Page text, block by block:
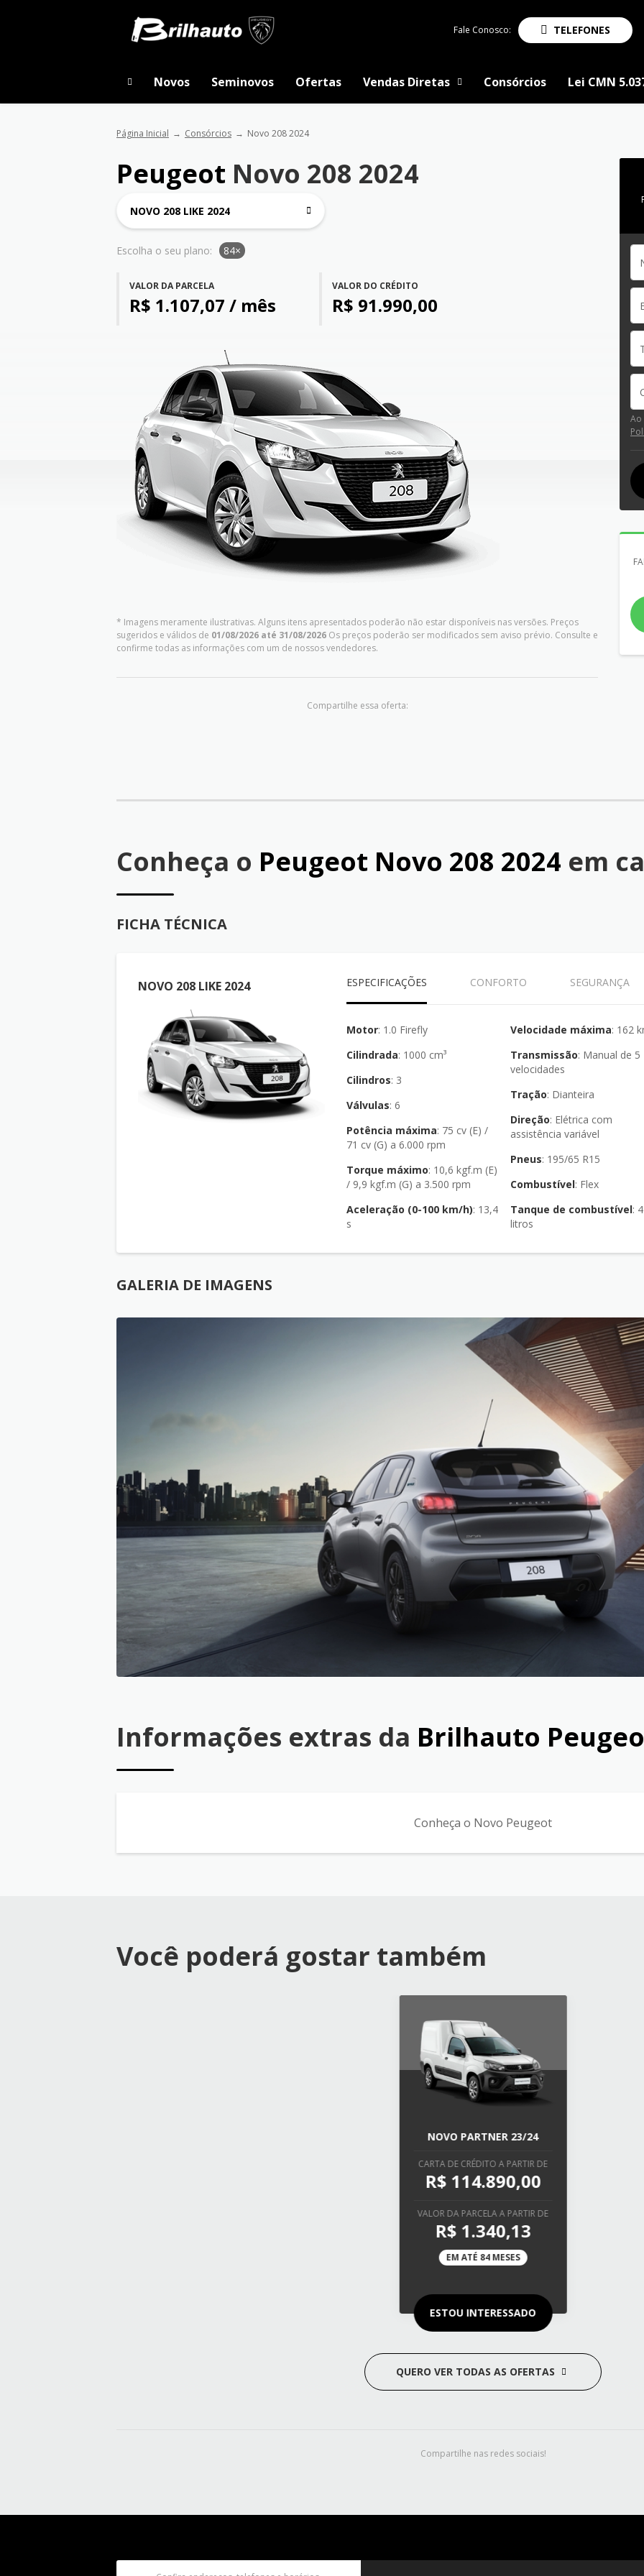
Fale Conosco: TELEFONES
Novos Seminovos Ofertas Vendas Diretas Consórcios Lei CMN
Página Inicial Consórcios Novo 208 2024
Peugeot Novo 208 2024
NOVO 208 LIKE 2024
Escolha o seu plano: 84×
VALOR DA PARCELA
R$ 1.107,07 / mês
VALOR DO CRÉDITO
R$ 91.990,00
* Imagens meramente ilustrativas. Alguns itens apresentados poderão não estar disponíveis nas versões. Preços
sugeridos e válidos de 01/08/2026 até 31/08/2026 Os preços poderão ser modificados sem aviso prévio. Consulte e
confirme todas as informações com um de nossos vendedores.
Compartilhe essa oferta:
Ao
Conheça o Peugeot Novo 208 2024 em
FICHA TÉCNICA
NOVO 208 LIKE 2024 ESPECIFICAÇÕES CONFORTO SEGURANÇA
Motor : 1.0 Firefly
Cilindrada : 1000 cm³
Cilindros : 3
Válvulas : 6
Potência máxima: 75 cv (E) /
71 cv (G) a 6.000 rpm
Torque máximo: 10,6 kgf.m (E)
/ 9,9 kgf.m (G) a 3.500 rpm
Aceleração (0-100 km/h): 13,4
s
Velocidade máxima : 162
Transmissão: Manual de 5
velocidades
Tração : Dianteira
Direção: Elétrica com
assistência variável
Pneus : 195/65 R15
Combustível : Flex
Tanque de combustível: 47
litros
GALERIA DE IMAGENS
Informações extras da Brilhauto
Conheça o Novo Peugeot
Você poderá gostar também
NOVO PARTNER 23/24
CARTA DE CRÉDITO A PARTIR DE
R$ 114.890,00
VALOR DA PARCELA A PARTIR DE
R$ 1.340,13
EM ATÉ 84 MESES
ESTOU INTERESSADO
QUERO VER TODAS AS OFERTAS
Compartilhe nas redes sociais!